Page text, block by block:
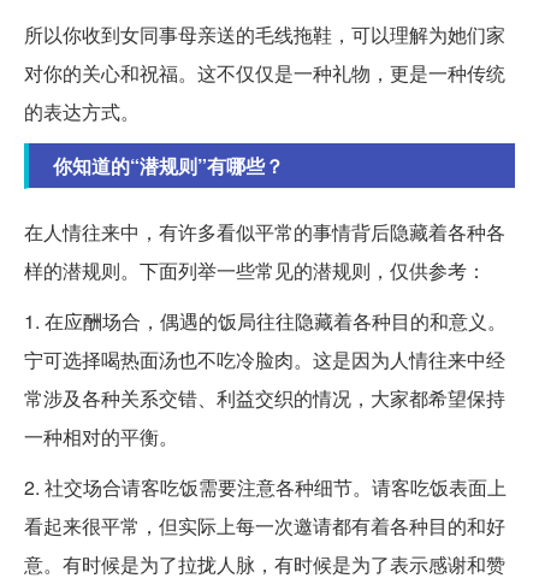
所以你收到女同事母亲送的毛线拖鞋，可以理解为她们家
对你的关心和祝福。这不仅仅是一种礼物，更是一种传统
的表达方式。
你知道的“潜规则”有哪些？
在人情往来中，有许多看似平常的事情背后隐藏着各种各
样的潜规则。下面列举一些常见的潜规则，仅供参考：
1. 在应酬场合，偶遇的饭局往往隐藏着各种目的和意义。
宁可选择喝热面汤也不吃冷脸肉。这是因为人情往来中经
常涉及各种关系交错、利益交织的情况，大家都希望保持
一种相对的平衡。
2. 社交场合请客吃饭需要注意各种细节。请客吃饭表面上
看起来很平常，但实际上每一次邀请都有着各种目的和好
意。有时候是为了拉拢人脉，有时候是为了表示感谢和赞